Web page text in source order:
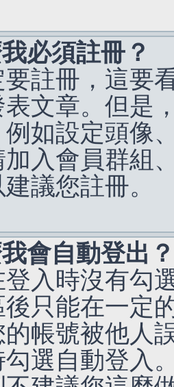
必須註冊？
註冊，這要
文章。但是
例如設定頭像
加入會員群組
議您註冊。
會自動登出？
登入時沒有勾
後只能在一定
帳號被他人
選自動登入